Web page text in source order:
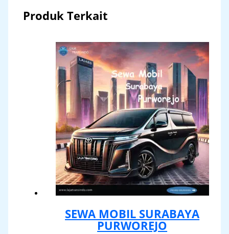
Produk Terkait
SEWA MOBIL SURABAYA
PURWOREJO